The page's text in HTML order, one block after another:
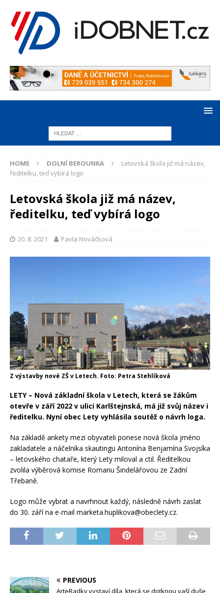
HOME DOLNÍ BEROUNKA
Letovská škola již má název,
ředitelku, teď vybírá logo
Letovská škola již má název,
ředitelku, teď vybírá logo
20. 8. 2021 Pavla Nováčková
Z výstavby nové ZŠ v Letech. Foto: Petra Stehlíková
LETY – Nová základní škola v Letech, která se žákům
otevře v září 2022 v ulici Karlštejnská, má již svůj název i
ředitelku. Nyní obec Lety vyhlásila soutěž o návrh loga.
Na základě ankety mezi obyvateli ponese nová škola jméno
zakladatele a náčelníka skautingu Antonína Benjamína Svojsíka
– letovského chataře, který Lety miloval a ctil. Ředitelkou
zvolila výběrová komise Romanu Šindelářovou ze Zadní
Třebaně.
Logo může vybrat a navrhnout každý, následně návrh zaslat
do 30. září na e-mail marketa.huplikova@obeclety.cz.
PREVIOUS
ArteRadky vystaví díla, která se dotknou vaší duše